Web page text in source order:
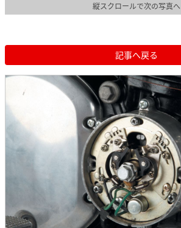
縦スクロールで次の写真へ
記事へ戻る